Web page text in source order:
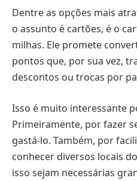
Dentre as opções mais
o assunto é cartões, é o
milhas. Ele promete
pontos que, por sua vez,
descontos ou trocas por
Isso é muito interessante
Primeiramente, por fazer
gastá-lo. Também, por
conhecer diversos locais
isso sejam necessárias